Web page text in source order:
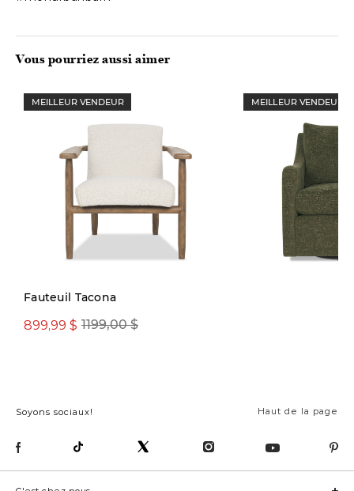
Build Construction,
Home ] #home
#canadianhome
#housedesign
#homestyle #homestead
#interiors
Vous pourriez aussi aimer
MEILLEUR VENDEUR
Fauteuil Tacona
1199,00 $
899,99 $
MEILLEUR VENDEUR
Haut de la page
Soyons sociaux!